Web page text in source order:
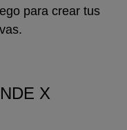
para crear tus
X